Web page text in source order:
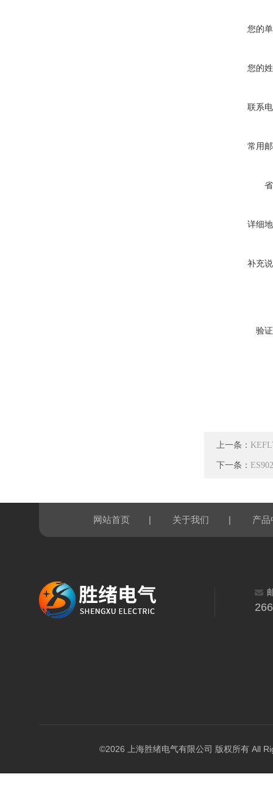
您的
您的
联系
常用
详细
补充
验
上一条：
下一条：
网站首页 | 关于我们 | 产品
©2026 上海胜绪电气有限公司 版权所有 All